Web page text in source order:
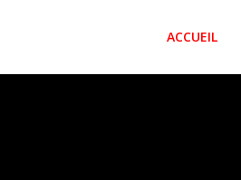
ACCUEIL